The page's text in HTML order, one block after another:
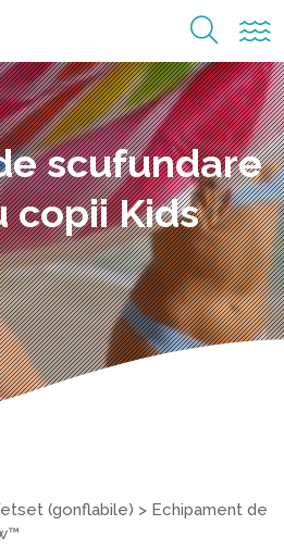
scufundare
copii Kids
(gonflabile) > Echipament de